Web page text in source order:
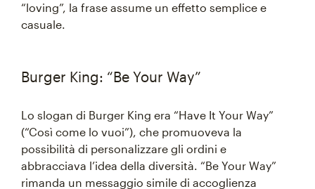
“loving”, la frase assume un effetto semplice e
casuale.
Burger King: “Be Your Way”
Lo slogan di Burger King era “Have It Your Way”
(“Così come lo vuoi”), che promuoveva la
possibilità di personalizzare gli ordini e
abbracciava l’idea della diversità. “Be Your Way”
rimanda un messaggio simile di accoglienza